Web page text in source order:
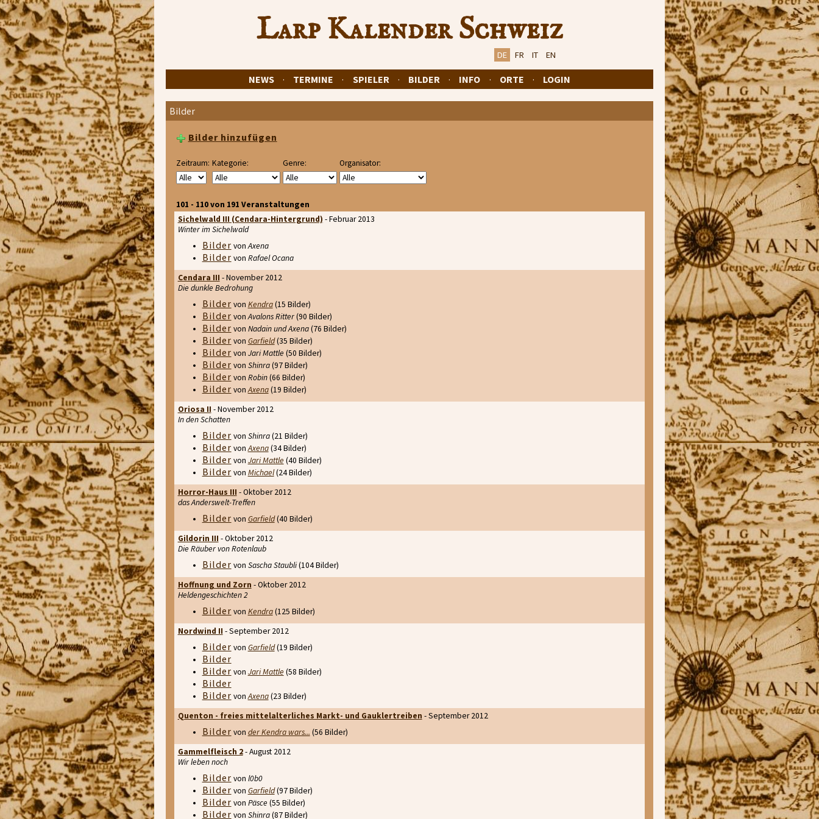
Larp Kalender Schweiz
DE FR IT EN
NEWS · TERMINE · SPIELER · BILDER · INFO · ORTE · LOGIN
Bilder
Bilder hinzufügen
Zeitraum: Kategorie: Genre: Organisator:
101 - 110 von 191 Veranstaltungen
Sichelwald III (Cendara-Hintergrund) - Februar 2013
Winter im Sichelwald
Bilder vonAxena
Bilder von Rafael Ocana
Cendara III - November 2012
Die dunkle Bedrohung
Bilder von Kendra(15 Bilder)
Bilder vonAvalons Ritter(90 Bilder)
Bilder von Nadain und Axena(76 Bilder)
Bilder von Garfield(35 Bilder)
Bilder von Jari Mattle (50 Bilder)
Bilder von Shinra(97 Bilder)
Bilder von Robin(66 Bilder)
Bilder vonAxena(19 Bilder)
Oriosa II - November 2012
In den Schatten
Bilder von Shinra(21 Bilder)
Bilder vonAxena(34 Bilder)
Bilder von Jari Mattle (40 Bilder)
Bilder von Michael(24 Bilder)
Horror-Haus III - Oktober 2012
das Anderswelt-Treffen
Bilder von Garfield(40 Bilder)
Gildorin III - Oktober 2012
Die Räuber von Rotenlaub
Bilder von Sascha Staubli(104 Bilder)
Hoffnung und Zorn - Oktober 2012
Heldengeschichten 2
Bilder von Kendra(125 Bilder)
Nordwind II - September 2012
Bilder von Garfield(19 Bilder)
Bilder
Bilder von Jari Mattle (58 Bilder)
Bilder
Bilder vonAxena(23 Bilder)
Quenton - freies mittelalterliches Markt- und Gauklertreiben - September 2012
Bilder von der Kendra wars... (56 Bilder)
Gammelfleisch 2- August 2012
Wir leben noch
Bilder von l0b0
Bilder von Garfield(97 Bilder)
Bilder von Päsce (55 Bilder)
Bilder von Shinra(87 Bilder)